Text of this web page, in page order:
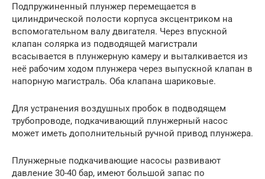
Подпружиненный плунжер перемещается в
цилиндрической полости корпуса эксцентриком на
вспомогательном валу двигателя. Через впускной
клапан солярка из подводящей магистрали
всасывается в плунжерную камеру и выталкивается из
неё рабочим ходом плунжера через выпускной клапан в
напорную магистраль. Оба клапана шариковые.
Для устранения воздушных пробок в подводящем
трубопроводе, подкачивающий плунжерный насос
может иметь дополнительный ручной привод плунжера.
Плунжерные подкачивающие насосы развивают
давление 30-40 бар, имеют большой запас по